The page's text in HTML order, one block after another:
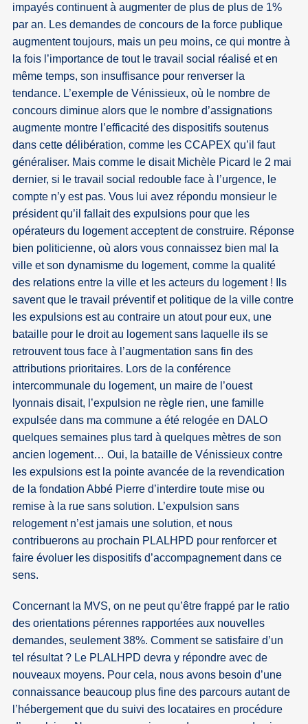
impayés continuent à augmenter de plus de plus de 1%
par an. Les demandes de concours de la force publique
augmentent toujours, mais un peu moins, ce qui montre à
la fois l’importance de tout le travail social réalisé et en
même temps, son insuffisance pour renverser la
tendance. L’exemple de Vénissieux, où le nombre de
concours diminue alors que le nombre d’assignations
augmente montre l’efficacité des dispositifs soutenus
dans cette délibération, comme les CCAPEX qu’il faut
généraliser. Mais comme le disait Michèle Picard le 2 mai
dernier, si le travail social redouble face à l’urgence, le
compte n’y est pas. Vous lui avez répondu monsieur le
président qu’il fallait des expulsions pour que les
opérateurs du logement acceptent de construire. Réponse
bien politicienne, où alors vous connaissez bien mal la
ville et son dynamisme du logement, comme la qualité
des relations entre la ville et les acteurs du logement ! Ils
savent que le travail préventif et politique de la ville contre
les expulsions est au contraire un atout pour eux, une
bataille pour le droit au logement sans laquelle ils se
retrouvent tous face à l’augmentation sans fin des
attributions prioritaires. Lors de la conférence
intercommunale du logement, un maire de l’ouest
lyonnais disait, l’expulsion ne règle rien, une famille
expulsée dans ma commune a été relogée en DALO
quelques semaines plus tard à quelques mètres de son
ancien logement… Oui, la bataille de Vénissieux contre
les expulsions est la pointe avancée de la revendication
de la fondation Abbé Pierre d’interdire toute mise ou
remise à la rue sans solution. L’expulsion sans
relogement n’est jamais une solution, et nous
contribuerons au prochain PLALHPD pour renforcer et
faire évoluer les dispositifs d’accompagnement dans ce
sens.
Concernant la MVS, on ne peut qu’être frappé par le ratio
des orientations pérennes rapportées aux nouvelles
demandes, seulement 38%. Comment se satisfaire d’un
tel résultat ? Le PLALHPD devra y répondre avec de
nouveaux moyens. Pour cela, nous avons besoin d’une
connaissance beaucoup plus fine des parcours autant de
l’hébergement que du suivi des locataires en procédure